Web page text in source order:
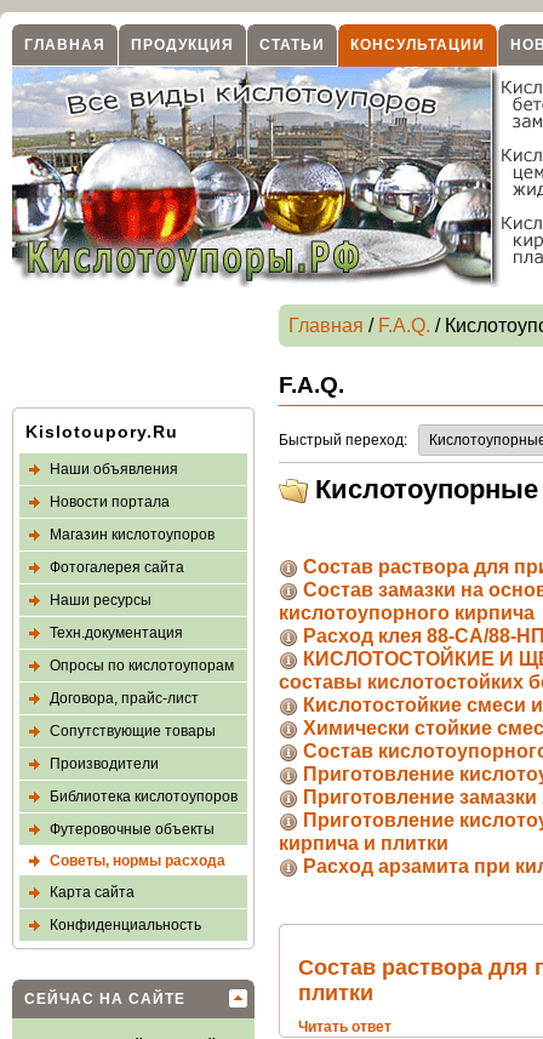
ГЛАВНАЯ ПРОДУКЦИЯ СТАТЬИ КОНСУЛЬТАЦИИ
Kislotoupory.Ru
Наши объявления
Новости портала
Магазин кислотоупоров
Фотогалерея сайта
Наши ресурсы
Техн.документация
Опросы по кислотоупорам
Договора, прайс-лист
Сопутствующие товары
Производители
Библиотека кислотоупоров
Футеровочные объекты
Советы, нормы расхода
Карта сайта
Конфиденциальность
СЕЙЧАС НА САЙТЕ
Главная / F.A.Q. /
F.A.Q.
Быстрый переход:
Состав раствора для
Состав замазки на
кислотоупорного кирпича
Расход клея 88-СА/88-
КИСЛОТОСТОЙКИЕ И
составы кислотостойких
Кислотостойкие смеси
Химически стойкие
Состав
Приготовление
Приготовление
Приготовление
кирпича и плитки
Расход арзамита при
Состав раствора для
плитки
Читать ответ